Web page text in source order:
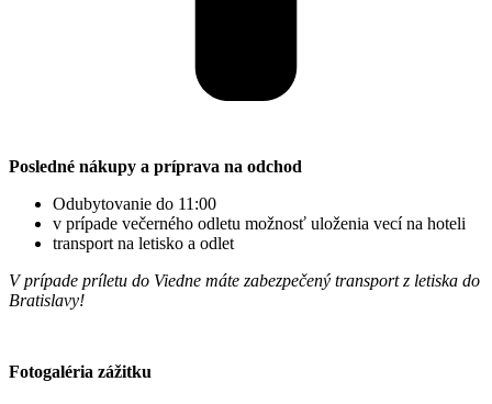
Posledné nákupy a príprava na odchod
Odubytovanie do 11:00
v prípade večerného odletu možnosť uloženia vecí na hoteli
transport na letisko a odlet
V prípade príletu do Viedne máte zabezpečený transport z letiska do
Bratislavy!
Fotogaléria zážitku